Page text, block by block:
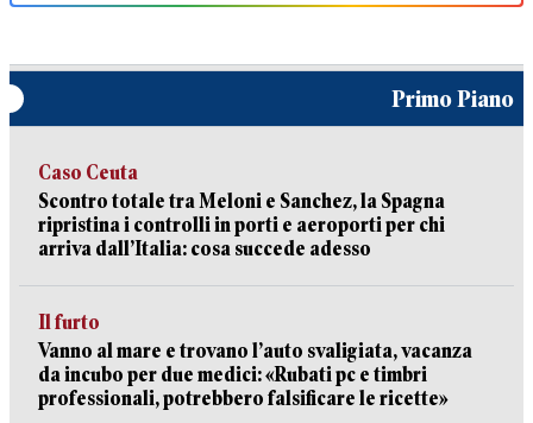
Primo Piano
Caso Ceuta
Scontro totale tra Meloni e Sanchez, la Spagna
ripristina i controlli in porti e aeroporti per chi
arriva dall’Italia: cosa succede adesso
Il furto
Vanno al mare e trovano l’auto svaligiata, vacanza
da incubo per due medici: «Rubati pc e timbri
professionali, potrebbero falsificare le ricette»